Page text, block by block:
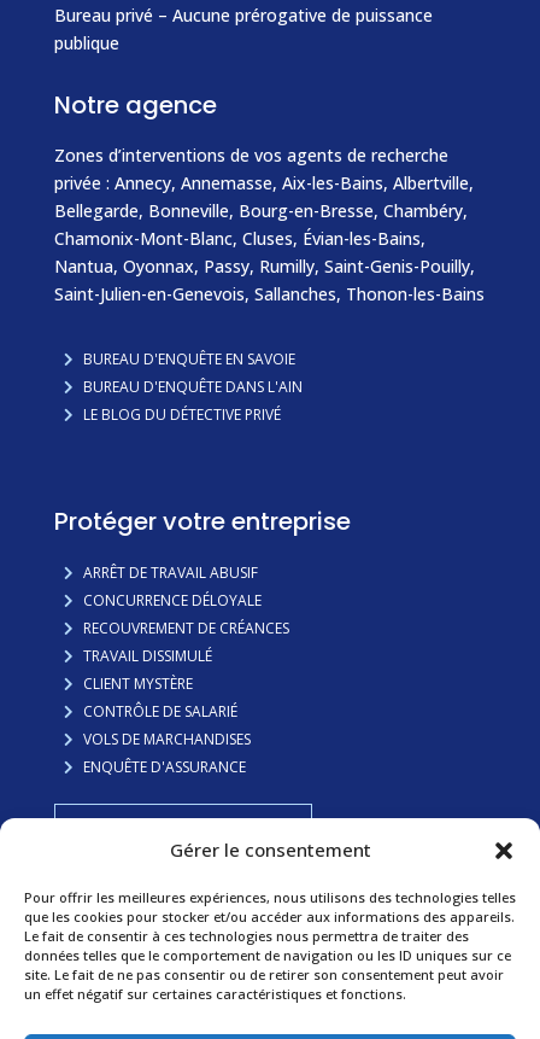
Gérer le consentement
Pour offrir les meilleures expériences, nous utilisons des technologies telles
que les cookies pour stocker et/ou accéder aux informations des appareils.
Le fait de consentir à ces technologies nous permettra de traiter des
données telles que le comportement de navigation ou les ID uniques sur ce
site. Le fait de ne pas consentir ou de retirer son consentement peut avoir
un effet négatif sur certaines caractéristiques et fonctions.
Bureau privé – Aucune prérogative de puissance
publique
Notre agence
Zones d’interventions de vos agents de recherche
privée : Annecy, Annemasse, Aix-les-Bains, Albertville,
Bellegarde, Bonneville, Bourg-en-Bresse, Chambéry,
Chamonix-Mont-Blanc, Cluses, Évian-les-Bains,
Nantua, Oyonnax, Passy, Rumilly, Saint-Genis-Pouilly,
Saint-Julien-en-Genevois, Sallanches, Thonon-les-Bains
BUREAU D'ENQUÊTE EN SAVOIE
BUREAU D'ENQUÊTE DANS L'AIN
LE BLOG DU DÉTECTIVE PRIVÉ
Protéger votre entreprise
ARRÊT DE TRAVAIL ABUSIF
CONCURRENCE DÉLOYALE
RECOUVREMENT DE CRÉANCES
TRAVAIL DISSIMULÉ
CLIENT MYSTÈRE
CONTRÔLE DE SALARIÉ
VOLS DE MARCHANDISES
ENQUÊTE D'ASSURANCE
Préserver votre famille
ADULTÈRE
GARDE D’ENFANTS